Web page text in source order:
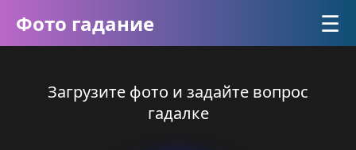
Фото гадание ☰
Загрузите фото и задайте вопрос
гадалке